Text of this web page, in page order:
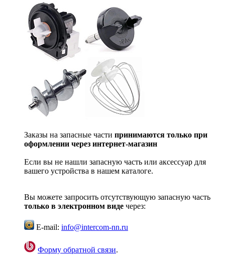
Заказы на запасные части принимаются только при
оформлении через интернет-магазин
Если вы не нашли запасную часть или аксессуар для
вашего устройства в нашем каталоге.
Вы можете запросить отсутствующую запасную часть
только в электронном виде через:
E-mail: info@intercom-nn.ru
Форму обратной связи.